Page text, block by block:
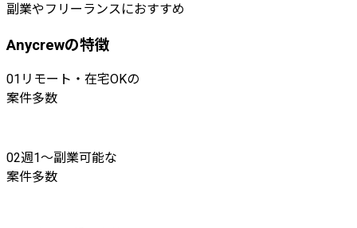
副業やフリーランスにおすすめ
Anycrewの特徴
01 リモート・在宅OKの
案件多数
02週1〜副業可能な
案件多数